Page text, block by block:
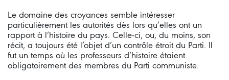
Le domaine des croyances semble intéresser
particulièrement les autorités dès lors qu’elles ont un
rapport à l’histoire du pays. Celle-ci, ou, du moins, son
récit, a toujours été l’objet d’un contrôle étroit du Parti. Il
fut un temps où les professeurs d’histoire étaient
obligatoirement des membres du Parti communiste.